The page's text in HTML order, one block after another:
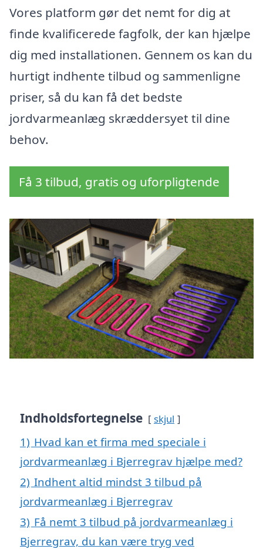
Vores platform gør det nemt for dig at
finde kvalificerede fagfolk, der kan hjælpe
dig med installationen. Gennem os kan du
hurtigt indhente tilbud og sammenligne
priser, så du kan få det bedste
jordvarmeanlæg skræddersyet til dine
behov.
Få 3 tilbud, gratis og uforpligtende
Indholdsfortegnelse skjul
1) Hvad kan et firma med speciale i
jordvarmeanlæg i Bjerregrav hjælpe med?
2) Indhent altid mindst 3 tilbud på
jordvarmeanlæg i Bjerregrav
3) Få nemt 3 tilbud på jordvarmeanlæg i
Bjerregrav, du kan være tryg ved